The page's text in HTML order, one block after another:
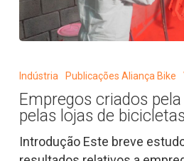
indústria
e
pelas
Indústria Publicações Aliança Bike
Empregos criados
pelas lojas de
Introdução Este breve